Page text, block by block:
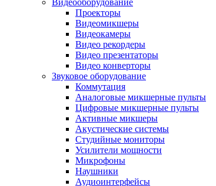
Видеооборудование
Проекторы
Видеомикшеры
Видеокамеры
Видео рекордеры
Видео презентаторы
Видео конверторы
Звуковое оборудование
Коммутация
Аналоговые микшерные пульты
Цифровые микшерные пульты
Активные микшеры
Акустические системы
Студийные мониторы
Усилители мощности
Микрофоны
Наушники
Аудиоинтерфейсы